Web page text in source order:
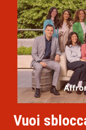
Vuoi